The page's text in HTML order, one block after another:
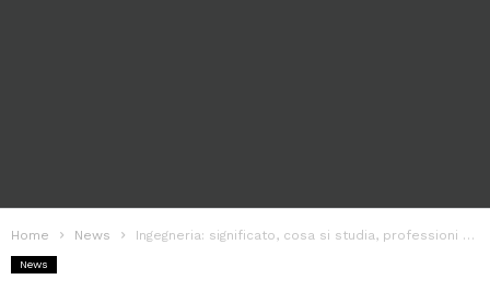
Home News Ingegneria: significato, cosa si studia, professioni ed atenei
News